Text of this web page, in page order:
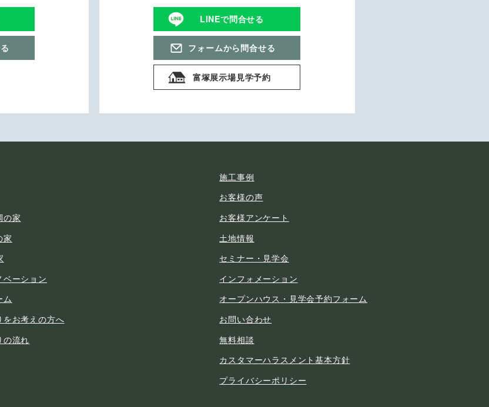
LINEで問合せる
フォームから問合せる
富塚展示場見学予約
の家
家
ベーション
ム
をお考えの方へ
の流れ
施工事例
お客様の声
お客様アンケート
土地情報
セミナー・見学会
インフォメーション
オープンハウス・見学会予約フォーム
お問い合わせ
無料相談
カスタマーハラスメント基本方針
プライバシーポリシー